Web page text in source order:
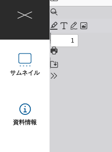
サムネイル
資料情報